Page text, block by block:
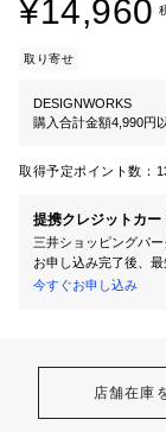
¥14,960
取り寄せ
DESIGNWORKS
購入合計金額4,990円
取得予定ポイント数：
提携クレジットカー
三井ショッピングパ
お申し込み完了後、
今すぐお申し込み
店舗在庫